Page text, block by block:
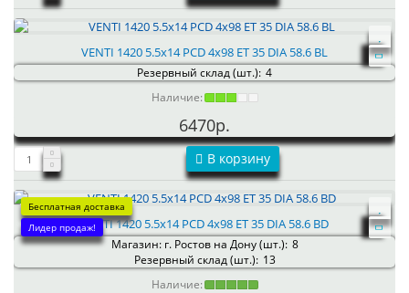
VENTI 1420 5.5x14 PCD 4x98 ET 35 DIA 58.6 BL
Резервный склад (шт.): 4
Наличие:
6470р.
В корзину
Бесплатная доставка
Лидер продаж!VENTI 1420 5.5x14 PCD 4x98 ET 35 DIA 58.6 BD
Магазин: г. Ростов на Дону (шт.): 8
Резервный склад (шт.): 13
Наличие: